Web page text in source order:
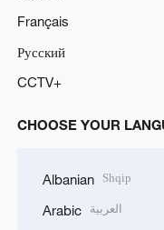
Français
Русский
CCTV+
CHOOSE YOUR
Albanian Shqip
Arabic العربية